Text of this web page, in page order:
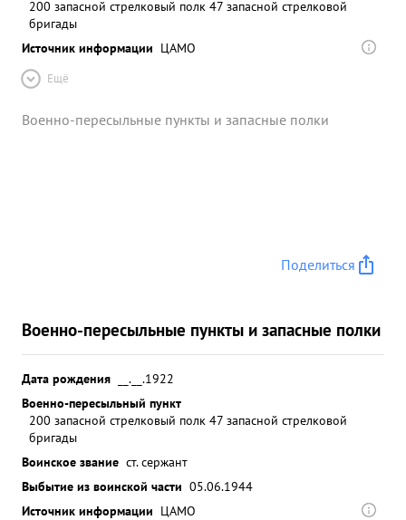
200 запасной стрелковый полк 47 запасной стрелковой
бригады
Источник информации ЦАМО
Ещё
Военно-пересыльные пункты и запасные полки
Поделиться
Военно-пересыльные пункты и запасные полки
Дата рождения
__.__.1922
Военно-пересыльный пункт
200 запасной стрелковый полк 47 запасной стрелковой
бригады
Воинское звание ст. сержант
Выбытие из воинской части 05.06.1944
Источник информации ЦАМО